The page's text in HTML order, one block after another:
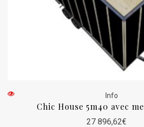
Info
Chic House 5m40 avec
27 896,62€